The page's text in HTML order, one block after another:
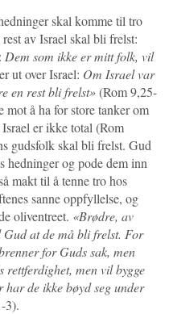
skal komme til tro
av Israel skal bli frelst:
Dem som ikke er mitt folk, vil
ut over Israel: Om Israel var
en rest bli frelst»(Rom 9,25-
mot å ha for store tanker om
er ikke total (Rom
gudsfolk skal bli frelst. Gud
hedninger og pode dem inn
makt til å tenne tro hos
sanne oppfyllelse, og
oliventreet. «Brødre, av
at de må bli frelst. For
for Guds sak, men
rettferdighet, men vil bygge
de ikke bøyd seg under
3).